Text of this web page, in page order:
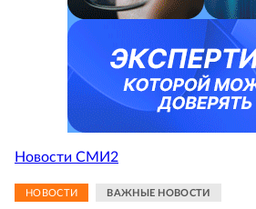
Новости СМИ2
НОВОСТИ ВАЖНЫЕ НОВОСТИ